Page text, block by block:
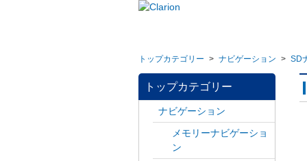
トップカテゴリー > ナビゲーション > SD
トップカテゴリー
ナビゲーション
メモリーナビゲーショ
ン